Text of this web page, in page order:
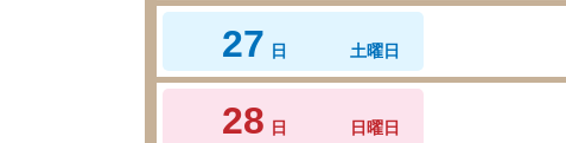
27 日 土曜日
28 日 日曜日